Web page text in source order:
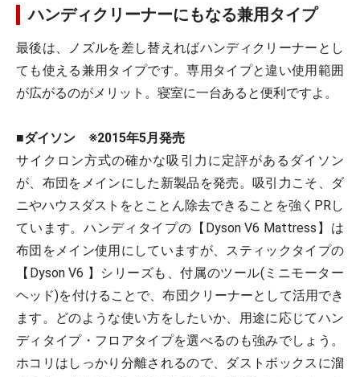
ハンディクリーナーにもなる兼用タイプ
最後は、ノズルを差し替えればハンディクリーナーとし
ても使える兼用タイプです。専用タイプと違い使用範囲
が広がるのがメリット。寝室に一台あると便利ですよ。
■ダイソン ※2015年5月発売
サイクロン方式の確かな吸引力に定評があるダイソン
が、布団をメインにした新製品を発売。吸引力こそ、ダ
ニやハウスダストをとことん除去できることを強くPRし
ています。ハンディタイプの【Dyson V6 Mattress】は
布団をメイン使用にしていますが、スティックタイプの
【Dyson V6 】シリーズも、付属のツール(ミニモーター
ヘッド)を付けることで、布団クリーナーとして活用でき
ます。どのような使い方をしたいか、用途に応じてハン
ディタイプ・フロアタイプを選べるのも強みでしょう。
ホコリはしっかり分離されるので、ダストボックスに溜